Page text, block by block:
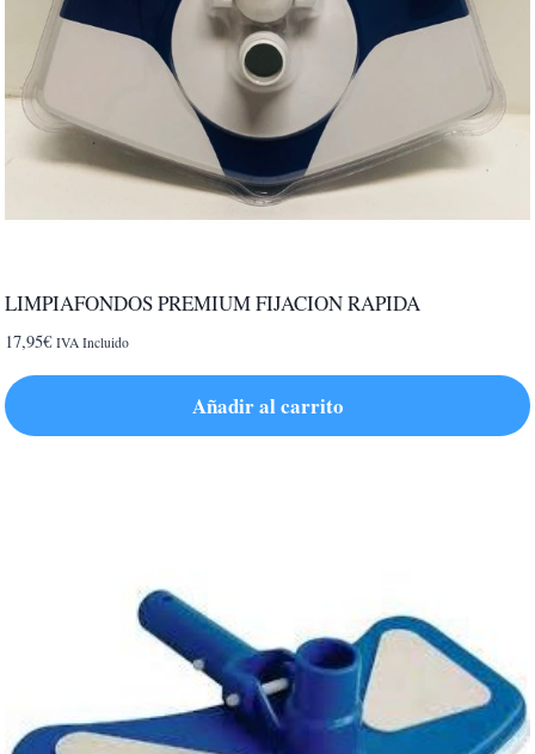
LIMPIAFONDOS PREMIUM FIJACION RAPIDA
17,95€ IVA Incluido
Añadir al carrito